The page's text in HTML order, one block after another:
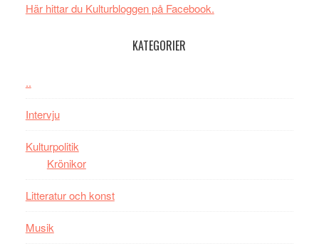
Här hittar du Kulturbloggen på Facebook.
KATEGORIER
..
Intervju
Kulturpolitik
Krönikor
Litteratur och konst
Musik